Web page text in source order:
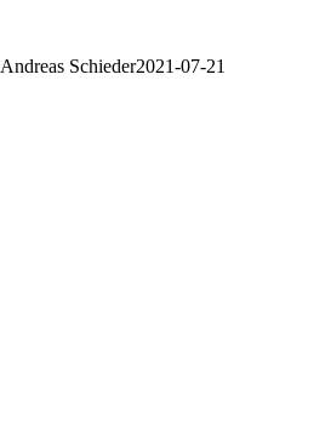
Andreas Schieder2021-07-21